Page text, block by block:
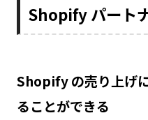
Shopify パート
Shopify の売り上げ
ることができる